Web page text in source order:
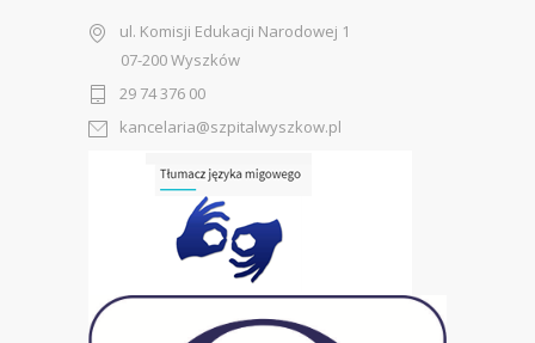
ul. Komisji Edukacji Narodowej 1
07-200 Wyszków
29 74 376 00
kancelaria@szpitalwyszkow.pl